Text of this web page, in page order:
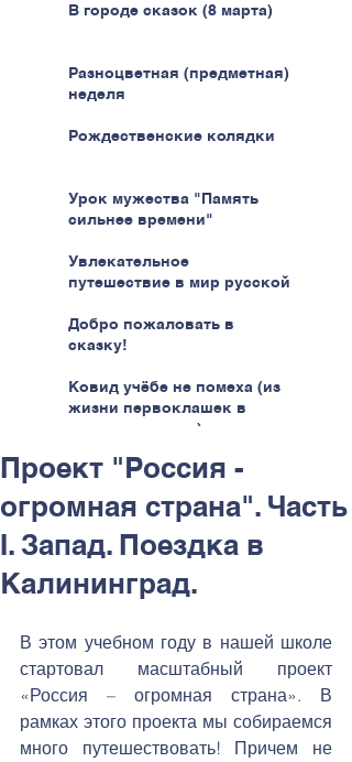
В городе сказок (8 марта)
Разноцветная (предметная)
неделя
Рождественские колядки
Урок мужества "Память
сильнее времени"
Увлекательное
путешествие в мир русской
Добро пожаловать в
сказку!
Ковид учёбе не помеха (из
жизни первоклашек в
эпоху пандемии)
Проект "Россия -
огромная страна". Часть
I. Запад. Поездка в
Калининград.
В этом учебном году в нашей школе
стартовал масштабный проект
«Россия – огромная страна». В
рамках этого проекта мы собираемся
много путешествовать! Причем не